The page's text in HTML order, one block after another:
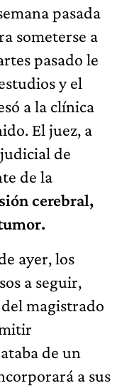
pasada
someterse a
pasado le
y el
a la clínica
El juez, a
de
de la
cerebral,
ayer, los
a seguir,
magistrado
de un
a sus